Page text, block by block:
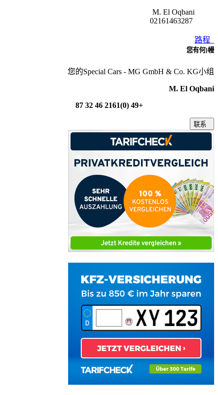
M. El Oqbani
您有何}幔
您的Special Cars - MG GmbH & Co. KG小组
M. El Oqbani
+49 (0)2161 46 32 87